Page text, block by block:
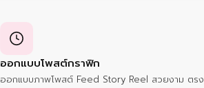
ออกแบบโพสต์กราฟิก
ออกแบบภาพโพสต์ Feed Story Reel สวยงาม ตรง